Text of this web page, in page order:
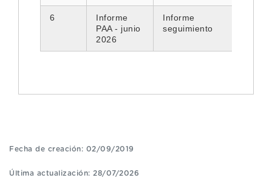
6
Informe
PAA - junio
2026
Informe
seguimiento
Fecha de creación: 02/09/2019
Última actualización: 28/07/2026